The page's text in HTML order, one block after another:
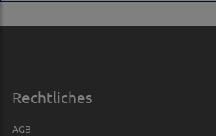
Rechtliches
AGB